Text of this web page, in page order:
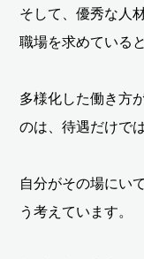
そして、優秀な人
職場を求めていると
多様化した働き方
のは、待遇だけで
自分がその場にい
う考えています。